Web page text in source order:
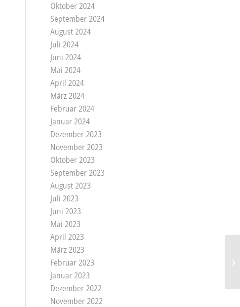
Oktober 2024
September 2024
August 2024
Juli 2024
Juni 2024
Mai 2024
April 2024
März 2024
Februar 2024
Januar 2024
Dezember 2023
November 2023
Oktober 2023
September 2023
August 2023
Juli 2023
Juni 2023
Mai 2023
April 2023
März 2023
Februar 2023
Januar 2023
Dezember 2022
November 2022